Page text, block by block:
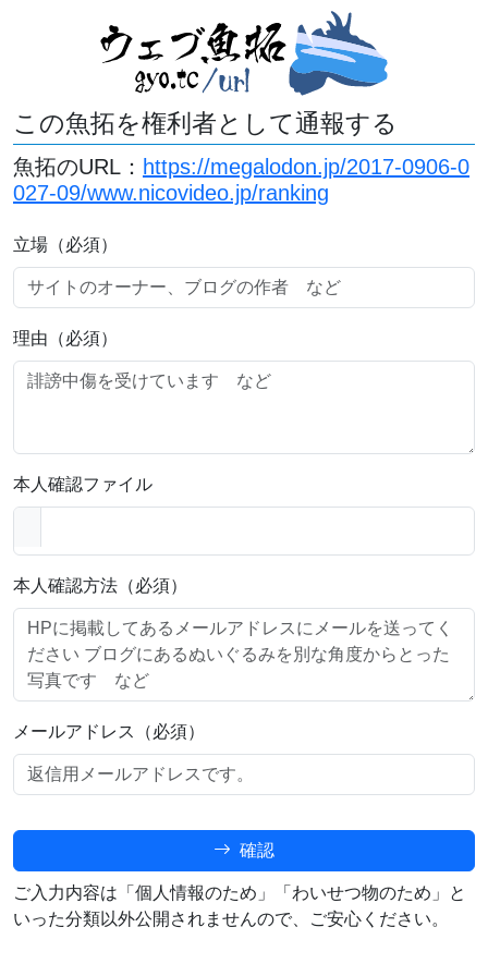
この魚拓を権利者として通報する
魚拓のURL： https://megalodon.jp/2017-0906-0
027-09/www.nicovideo.jp/ranking
立場（必須）
理由（必須）
本人確認ファイル
本人確認方法（必須）
メールアドレス（必須）
確認
ご入力内容は「個人情報のため」「わいせつ物のため」と
いった分類以外公開されませんので、ご安心ください。